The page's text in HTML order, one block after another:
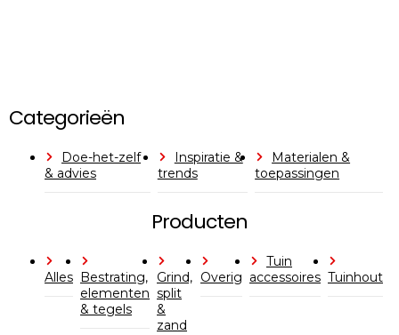
Categorieën
Doe-het-zelf
& advies
Inspiratie &
trends
Materialen &
toepassingen
Producten
Alles Bestrating,
elementen
& tegels
Grind,
split
&
zand
Overig
Tuin
accessoires Tuinhout